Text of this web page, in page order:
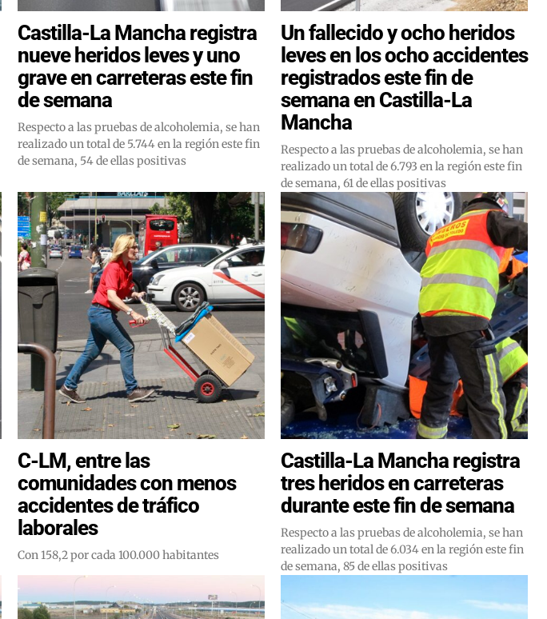
Castilla-La Mancha registra
nueve heridos leves y uno
grave en carreteras este fin
de semana
Respecto a las pruebas de alcoholemia, se han
realizado un total de 5.744 en la región este fin
de semana, 54 de ellas positivas
Un fallecido y ocho heridos
leves en los ocho accidentes
registrados este fin de
semana en Castilla-La
Mancha
Respecto a las pruebas de alcoholemia, se han
realizado un total de 6.793 en la región este fin
de semana, 61 de ellas positivas
C-LM, entre las
comunidades con menos
accidentes de tráfico
laborales
Con 158,2 por cada 100.000 habitantes
Castilla-La Mancha registra
tres heridos en carreteras
durante este fin de semana
Respecto a las pruebas de alcoholemia, se han
realizado un total de 6.034 en la región este fin
de semana, 85 de ellas positivas